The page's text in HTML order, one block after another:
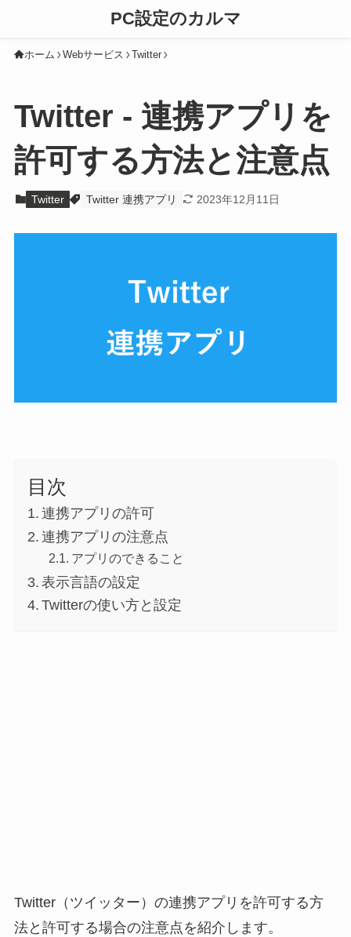
PC設定のカルマ
ホーム Webサービス Twitter
Twitter - 連携アプリを
許可する方法と注意点
Twitter Twitter 連携アプリ 2023年12月11日
目次
連携アプリの許可
連携アプリの注意点
アプリのできること
表示言語の設定
Twitterの使い方と設定
Twitter（ツイッター）の連携アプリを許可する方
法と許可する場合の注意点を紹介します。